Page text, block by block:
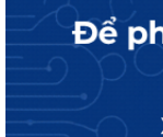
Công khai tình hình
30/7/2026
Công khai tình hình
31/7/2026